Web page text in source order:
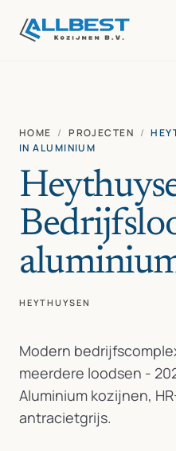
HOME / PROJECTEN /
IN ALUMINIUM
HEYTHUYSEN
Modern
meerdere loodsen -
Aluminium kozijnen,
antracietgrijs.